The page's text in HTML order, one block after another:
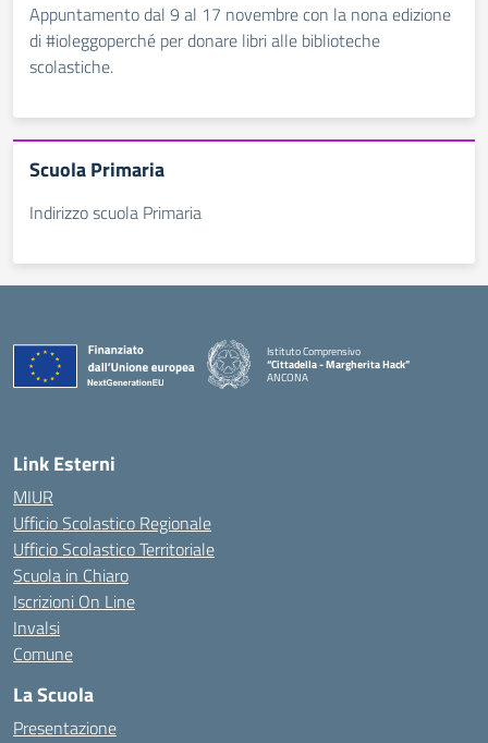
Appuntamento dal 9 al 17 novembre con la nona edizione
di #ioleggoperché per donare libri alle biblioteche
scolastiche.
Scuola Primaria
Indirizzo scuola Primaria
Istituto Comprensivo
“Cittadella - Margherita Hack”
ANCONA
Link Esterni
MIUR
Ufficio Scolastico Regionale
Ufficio Scolastico Territoriale
Scuola in Chiaro
Iscrizioni On Line
Invalsi
Comune
La Scuola
Presentazione